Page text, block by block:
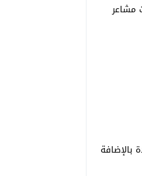
مشاعر
بالإضافة